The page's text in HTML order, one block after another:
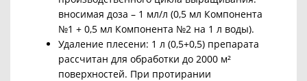
вносимая доза – 1 мл/л (0,5 мл Компонента
№1 + 0,5 мл Компонента №2 на 1 л воды).
Удаление плесени: 1 л (0,5+0,5) препарата
рассчитан для обработки до 2000 м²
поверхностей. При протирании